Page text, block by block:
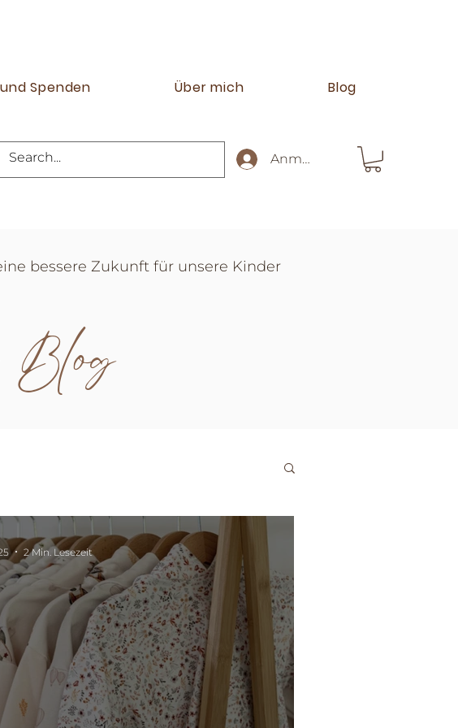
Spenden Über mich Blog
Anmelden
bessere Zukunft für unsere Kinder
Blog
2 Min. Lesezeit